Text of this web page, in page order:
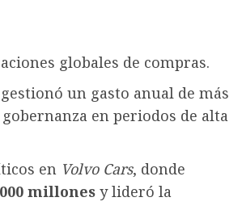
globales de compras.
un gasto anual de más
en periodos de alta
en Volvo Cars, donde
millones y lideró la